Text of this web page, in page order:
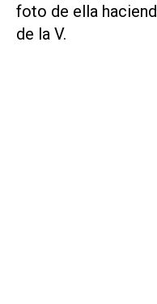
foto de ella
de la V.